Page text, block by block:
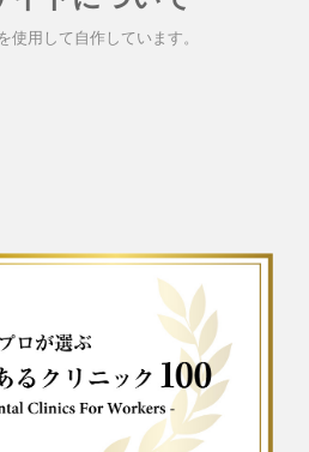
用して自作しています。